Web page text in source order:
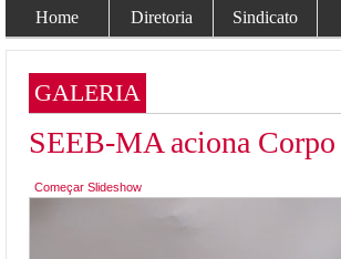
Home Diretoria Sindicato
GALERIA
SEEB-MA aciona
Começar Slideshow